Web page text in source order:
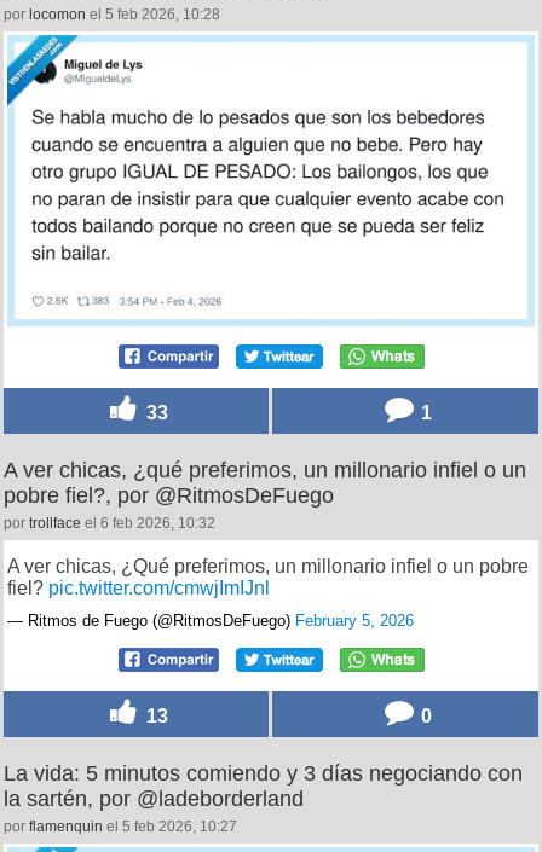
por locomon el 5 feb 2026, 10:28
33 1
A ver chicas, ¿qué preferimos, un millonario infiel o un
pobre fiel?, por @RitmosDeFuego
por trollface el 6 feb 2026, 10:32
A ver chicas, ¿Qué preferimos, un millonario infiel o un pobre
fiel? pic.twitter.com/cmwjImIJnl
— Ritmos de Fuego (@RitmosDeFuego) February 5, 2026
13 0
La vida: 5 minutos comiendo y 3 días negociando con
la sartén, por @ladeborderland
por flamenquin el 5 feb 2026, 10:27